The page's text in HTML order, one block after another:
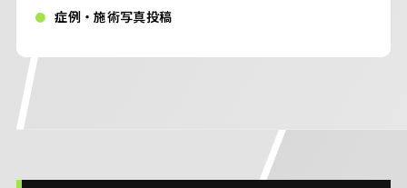
症例・施術写真投稿